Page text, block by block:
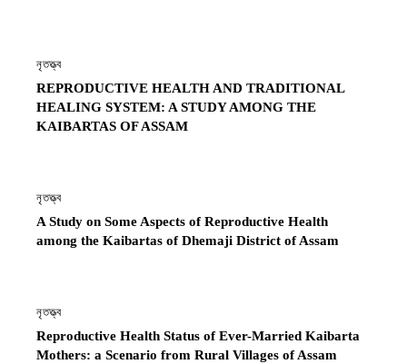
নৃতত্ত্ব
REPRODUCTIVE HEALTH AND TRADITIONAL
HEALING SYSTEM: A STUDY AMONG THE
KAIBARTAS OF ASSAM
নৃতত্ত্ব
A Study on Some Aspects of Reproductive Health
among the Kaibartas of Dhemaji District of Assam
নৃতত্ত্ব
Reproductive Health Status of Ever-Married Kaibarta
Mothers: a Scenario from Rural Villages of Assam